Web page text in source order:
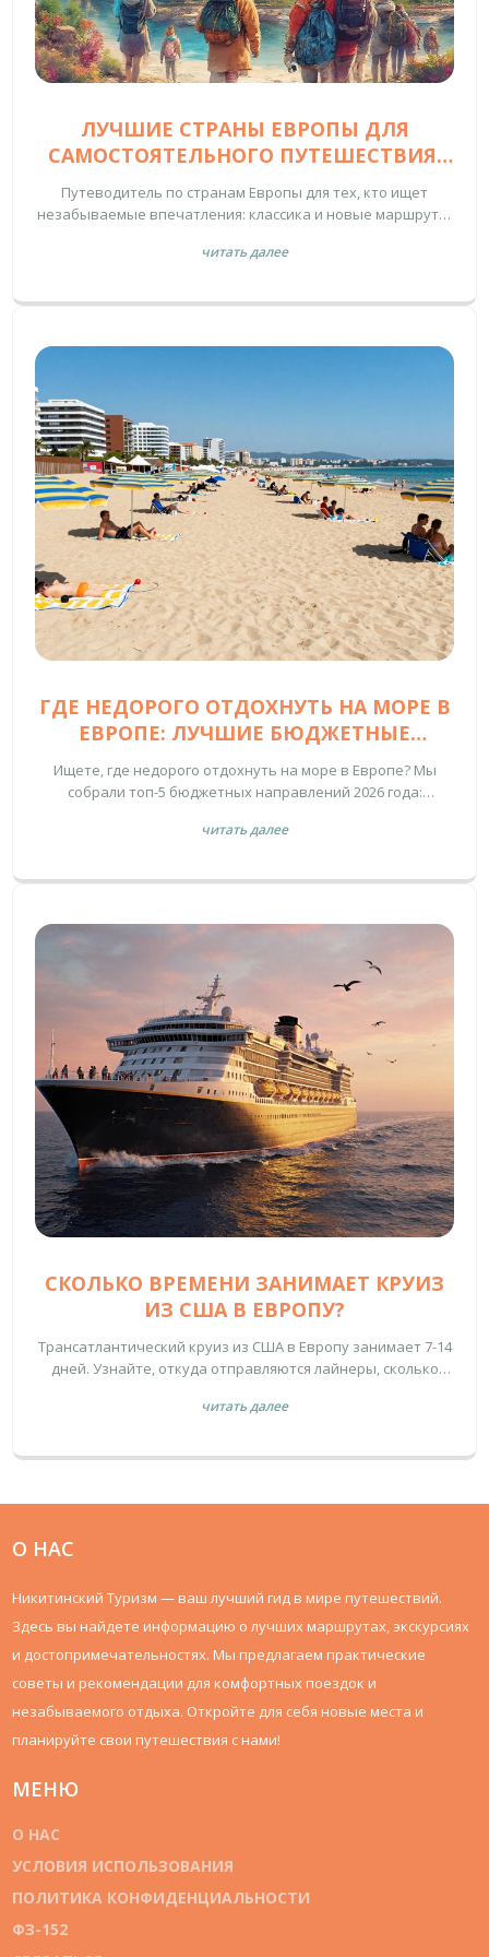
ЛУЧШИЕ СТРАНЫ ЕВРОПЫ ДЛЯ
САМОСТОЯТЕЛЬНОГО ПУТЕШЕСТВИЯ:
ГИД ПО КЛАССИКЕ И ОТКРЫТИЯМ
Путеводитель по странам Европы для тех, кто ищет
незабываемые впечатления: классика и новые маршруты,
путешественников.
читать далее
ГДЕ НЕДОРОГО ОТДОХНУТЬ НА МОРЕ В
ЕВРОПЕ: ЛУЧШИЕ БЮДЖЕТНЫЕ
Ищете, где недорого отдохнуть на море в Европе? Мы
собрали топ-5 бюджетных направлений 2026 года:
Узнайте реальные цены на жилье и еду, получите советы
при планировании отпуска.
читать далее
СКОЛЬКО ВРЕМЕНИ ЗАНИМАЕТ КРУИЗ
ИЗ США В ЕВРОПУ?
Трансатлантический круиз из США в Европу занимает 7-14
дней. Узнайте, откуда отправляются лайнеры, сколько
маршрут.
читать далее
О НАС
Никитинский Туризм — ваш лучший гид в мире путешествий.
Здесь вы найдете информацию о лучших маршрутах, экскурсиях
и достопримечательностях. Мы предлагаем практические
советы и рекомендации для комфортных поездок и
незабываемого отдыха. Откройте для себя новые места и
планируйте свои путешествия с нами!
МЕНЮ
О НАС
УСЛОВИЯ ИСПОЛЬЗОВАНИЯ
ПОЛИТИКА КОНФИДЕНЦИАЛЬНОСТИ
ФЗ-152